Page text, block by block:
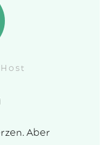
Aber